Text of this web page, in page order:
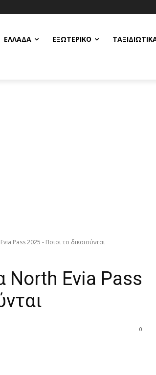
ΕΛΛΆΔΑ ΕΞΩΤΕΡΙΚΌ
Pass 2025 - Ποιοι το δικαιούνται
North Evia Pass
0